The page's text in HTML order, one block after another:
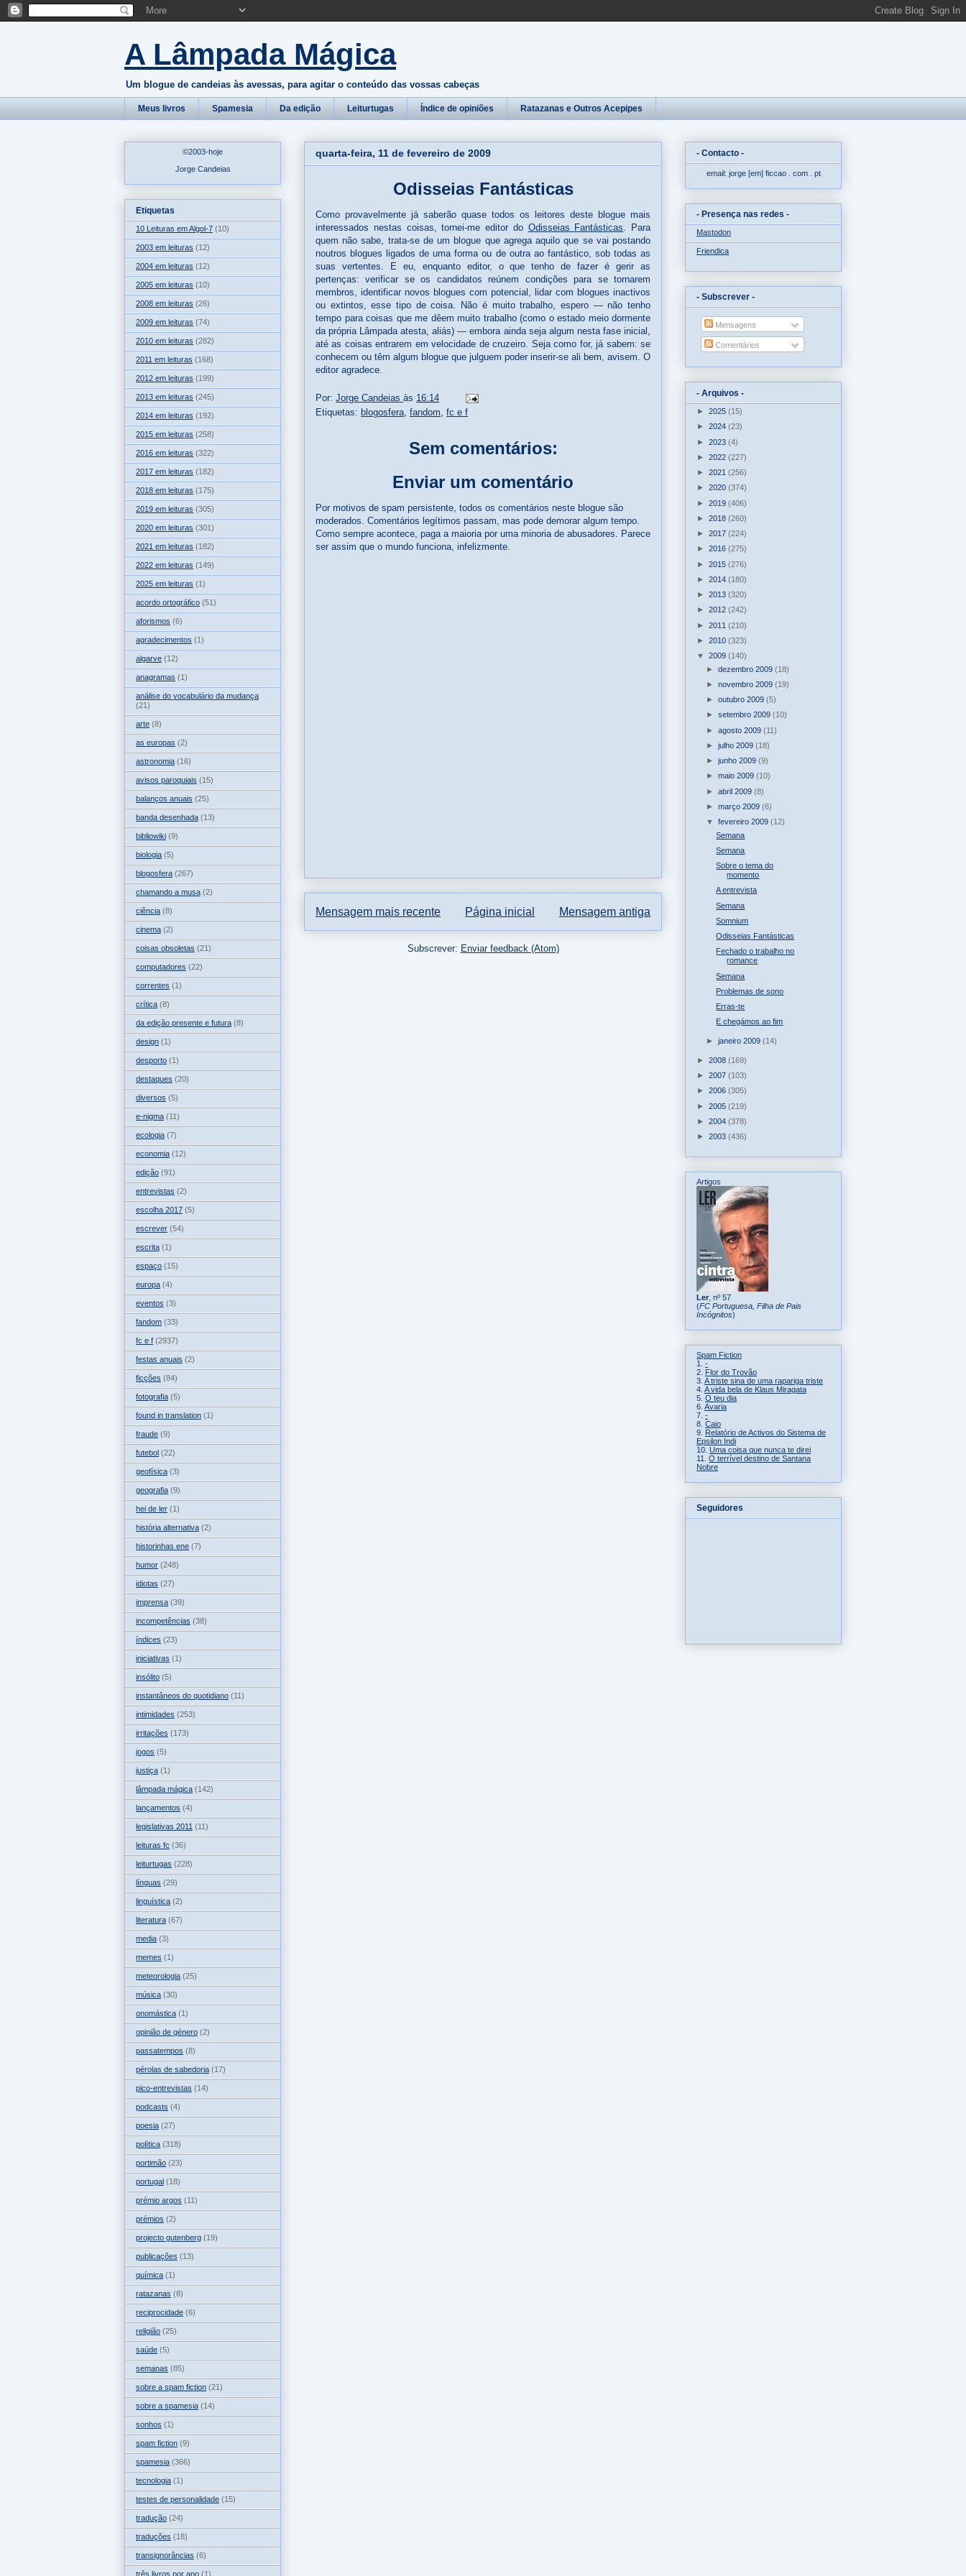
A Lâmpada Mágica
Um blogue de candeias às avessas, para agitar o conteúdo das vossas cabeças
Meus livros Spamesia Da edição Leiturtugas Índice de opiniões Ratazanas e Outros Acepipes
quarta-feira, 11 de fevereiro de 2009
Odisseias Fantásticas
Como provavelmente já saberão quase todos os leitores deste blogue mais
interessados nestas coisas, tornei-me editor do Odisseias Fantásticas. Para
quem não sabe, trata-se de um blogue que agrega aquilo que se vai postando
noutros blogues ligados de uma forma ou de outra ao fantástico, sob todas as
suas vertentes. E eu, enquanto editor, o que tenho de fazer é gerir as
pertenças: verificar se os candidatos reúnem condições para se tornarem
membros, identificar novos blogues com potencial, lidar com blogues inactivos
ou extintos, esse tipo de coisa. Não é muito trabalho, espero — não tenho
tempo para coisas que me dêem muito trabalho (como o estado meio dormente
da própria Lâmpada atesta, aliás) — embora ainda seja algum nesta fase inicial,
até as coisas entrarem em velocidade de cruzeiro. Seja como for, já sabem: se
conhecem ou têm algum blogue que julguem poder inserir-se ali bem, avisem. O
editor agradece.
Por: Jorge Candeias às 16:14
Etiquetas: blogosfera fandom fc e f
Sem comentários:
Enviar um comentário
Por motivos de spam persistente, todos os comentários neste blogue são
moderados. Comentários legítimos passam, mas pode demorar algum tempo.
Como sempre acontece, paga a maioria por uma minoria de abusadores. Parece
ser assim que o mundo funciona, infelizmente.
Mensagem mais recente Mensagem antiga
Página inicial
Subscrever: Enviar feedback (Atom)
©2003-hoje
Jorge Candeias
Etiquetas
10 Leituras em Algol-7 (10)
2003 em leituras (12)
2004 em leituras (12)
2005 em leituras (10)
2008 em leituras (26)
2009 em leituras (74)
2010 em leituras (282)
2011 em leituras (168)
2012 em leituras (199)
2013 em leituras (245)
2014 em leituras (192)
2015 em leituras (258)
2016 em leituras (322)
2017 em leituras (182)
2018 em leituras (175)
2019 em leituras (305)
2020 em leituras (301)
2021 em leituras (182)
2022 em leituras (149)
2025 em leituras (1)
acordo ortográfico (51)
aforismos (6)
agradecimentos (1)
algarve (12)
anagramas (1)
análise do vocabulário da mudança
(21)
arte (8)
as europas (2)
astronomia (16)
avisos paroquiais (15)
balanços anuais (25)
banda desenhada (13)
bibliowiki (9)
biologia (5)
blogosfera (267)
chamando a musa (2)
ciência (8)
cinema (2)
coisas obsoletas (21)
computadores (22)
correntes (1)
crítica (8)
da edição presente e futura (8)
design (1)
desporto (1)
destaques (20)
diversos (5)
e-nigma (11)
ecologia (7)
economia (12)
edição (91)
entrevistas (2)
escolha 2017 (5)
escrever (54)
escrita (1)
espaço (15)
europa (4)
eventos (3)
fandom (33)
fc e f (2937)
festas anuais (2)
ficções (84)
fotografia (5)
found in translation (1)
fraude (9)
futebol (22)
geofísica (3)
geografia (9)
hei de ler (1)
história alternativa (2)
historinhas ene (7)
humor (248)
idiotas (27)
imprensa (39)
incompetências (38)
índices (23)
iniciativas (1)
insólito (5)
instantâneos do quotidiano (11)
intimidades (253)
irritações (173)
jogos (5)
justiça (1)
lâmpada mágica (142)
lançamentos (4)
legislativas 2011 (11)
leituras fc (36)
leiturtugas (228)
línguas (29)
linguística (2)
literatura (67)
media (3)
memes (1)
meteorologia (25)
música (30)
onomástica (1)
opinião de género (2)
passatempos (8)
pérolas de sabedoria (17)
pico-entrevistas (14)
podcasts (4)
poesia (27)
política (318)
portimão (23)
portugal (18)
prémio argos (11)
prémios (2)
projecto gutenberg (19)
publicações (13)
química (1)
ratazanas (8)
reciprocidade (6)
religião (25)
saúde (5)
semanas (85)
sobre a spam fiction (21)
sobre a spamesia (14)
sonhos (1)
spam fiction (9)
spamesia (366)
tecnologia (1)
testes de personalidade (15)
tradução (24)
traduções (18)
transignorâncias (6)
três livros por ano (1)
- Contacto -
email: jorge [em]ficcao . com . pt
- Presença nas redes -
Mastodon
Friendica
- Subscrever -
Mensagens
Comentários
- Arquivos -
► 2025 (15)
► 2024 (23)
► 2023 (4)
► 2022 (227)
► 2021 (256)
► 2020 (374)
► 2019 (406)
► 2018 (260)
► 2017 (224)
► 2016 (275)
► 2015 (276)
► 2014 (180)
► 2013 (320)
► 2012 (242)
► 2011 (210)
► 2010 (323)
▼ 2009 (140)
►dezembro 2009(18)
►novembro 2009(19)
►outubro 2009(5)
►setembro 2009(10)
►agosto 2009(11)
►julho 2009(18)
►junho 2009(9)
►maio 2009(10)
►abril 2009(8)
►março 2009(6)
▼fevereiro 2009(12)
Semana
Semana
Sobre o tema do
momento
A entrevista
Semana
Somnium
Odisseias Fantásticas
Fechado o trabalho no
romance
Semana
Problemas de sono
Erras-te
E chegámos ao fim
►janeiro 2009(14)
► 2008 (169)
► 2007 (103)
► 2006 (305)
► 2005 (219)
► 2004 (378)
► 2003 (436)
Artigos
Ler , nº 57
(FC Portuguesa, Filha de Pais
Incógnitos)
Spam Fiction
1. -
2. Flor do Trovão
3. A triste sina de uma rapariga triste
4. A vida bela de Klaus Miragata
5. O teu dia
6. Avaria
7. -
8. Caio
9. Relatório de Activos do Sistema de
Epsilon Indi
10. Uma coisa que nunca te direi
11. O terrível destino de Santana
Nobre
Seguidores